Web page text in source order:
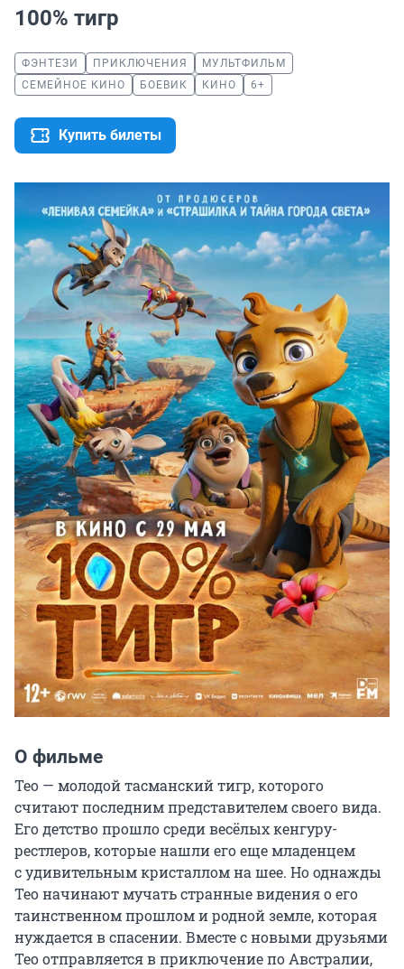
100% тигр
ФЭНТЕЗИ ПРИКЛЮЧЕНИЯ
МУЛЬТФИЛЬМ
СЕМЕЙНОЕ КИНО
БОЕВИК КИНО 6+
Купить билеты
О фильме
Тео — молодой тасманский тигр, которого
считают последним представителем своего вида.
Его детство прошло среди весёлых кенгуру-
рестлеров, которые нашли его еще младенцем
с удивительным кристаллом на шее. Но однажды
Тео начинают мучать странные видения о его
таинственном прошлом и родной земле, которая
нуждается в спасении. Вместе с новыми друзьями
Тео отправляется в приключение по Австралии,